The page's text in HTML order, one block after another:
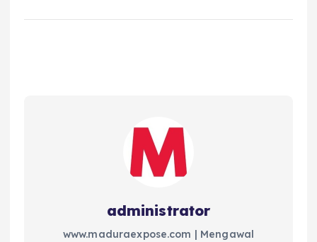
administrator
www.maduraexpose.com | Mengawal